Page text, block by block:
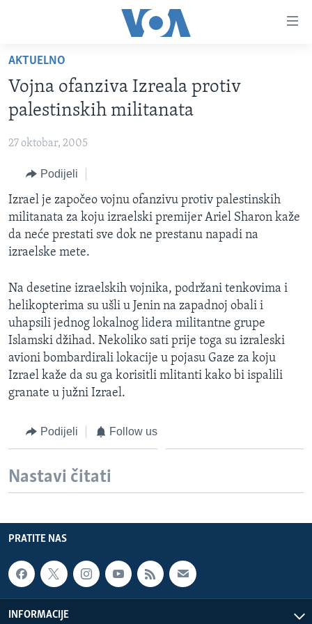
glavni
sadržaj
na
glavnu
pretragu
TV PROGRAM
VIDEO
FOTOGRAFIJE DANA
VIJESTI
SJEDINJENE AMERIČKE DRŽAVE
BOSNA I HERCEGOVINA
NAUKA I TEHNOLOGIJA
SPECIJALNI PROJEKTI
KORUPCIJA
SLOBODA MEDIJA
IZBJEGLIČKA STRANA
MAGAZIN
O GLASU AMERIKE
Learning English
Jezici
AKTUELNO
Vojna ofanziva Izreala protiv
palestinskih militanata
27 oktobar, 2005
Podijeli
Izrael je započeo vojnu ofanzivu protiv palestinskih
militanata za koju izraelski premijer Ariel Sharon kaže
da neće prestati sve dok ne prestanu napadi na
izraelske mete.
Na desetine izraelskih vojnika, podržani tenkovima i
helikopterima su ušli u Jenin na zapadnoj obali i
uhapsili jednog lokalnog lidera militantne grupe
Islamski džihad. Nekoliko sati prije toga su izraleski
avioni bombardirali lokacije u pojasu Gaze za koju
Izrael kaže da su ga korisitli mlitanti kako bi ispalili
granate u južni Izrael.
Podijeli Follow us
Nastavi čitati
PRATITE NAS
INFORMACIJE